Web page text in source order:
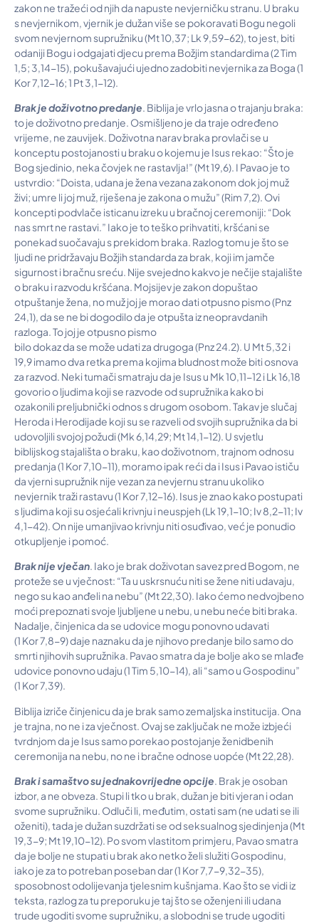
zakon ne tražeći od njih da napuste nevjerničku stranu. U braku
s nevjernikom, vjernik je dužan više se pokoravati Bogu negoli
svom nevjernom supružniku (Mt 10,37; Lk 9,59-62), to jest, biti
odaniji Bogu i odgajati djecu prema Božjim standardima (2 Tim
1,5; 3,14-15), pokušavajući ujedno zadobiti nevjernika za Boga (1
Kor 7,12-16; 1 Pt 3,1-12).
Brak je doživotno predanje. Biblija je vrlo jasna o trajanju braka:
to je doživotno predanje. Osmišljeno je da traje određeno
vrijeme, ne zauvijek. Doživotna narav braka provlači se u
konceptu postojanosti u braku o kojemu je Isus rekao: “Što je
Bog sjedinio, neka čovjek ne rastavlja!” (Mt 19,6). I Pavao je to
ustvrdio: “Doista, udana je žena vezana zakonom dok joj muž
živi; umre li joj muž, riješena je zakona o mužu” (Rim 7,2). Ovi
koncepti podvlače isticanu izreku u bračnoj ceremoniji: “Dok
nas smrt ne rastavi.” Iako je to teško prihvatiti, kršćani se
ponekad suočavaju s prekidom braka. Razlog tomu je što se
ljudi ne pridržavaju Božjih standarda za brak, koji im jamče
sigurnost i bračnu sreću. Nije svejedno kakvo je nečije stajalište
o braku i razvodu kršćana. Mojsijev je zakon dopuštao
otpuštanje žena, no muž joj je morao dati otpusno pismo (Pnz
24,1), da se ne bi dogodilo da je otpušta iz neopravdanih
razloga. To joj je otpusno pismo
bilo dokaz da se može udati za drugoga (Pnz 24.2). U Mt 5,32 i
19,9 imamo dva retka prema kojima bludnost može biti osnova
za razvod. Neki tumači smatraju da je Isus u Mk 10,11-12 i Lk 16,18
govorio o ljudima koji se razvode od supružnika kako bi
ozakonili preljubnički odnos s drugom osobom. Takav je slučaj
Heroda i Herodijade koji su se razveli od svojih supružnika da bi
udovoljili svojoj požudi (Mk 6,14,29; Mt 14,1-12). U svjetlu
biblijskog stajališta o braku, kao doživotnom, trajnom odnosu
predanja (1 Kor 7,10-11), moramo ipak reći da i Isus i Pavao ističu
da vjerni supružnik nije vezan za nevjernu stranu ukoliko
nevjernik traži rastavu (1 Kor 7,12-16). Isus je znao kako postupati
s ljudima koji su osjećali krivnju i neuspjeh (Lk 19,1-10; Iv 8,2-11; Iv
4,1-42). On nije umanjivao krivnju niti osuđivao, već je ponudio
otkupljenje i pomoć.
Brak nije vječan. Iako je brak doživotan savez pred Bogom, ne
proteže se u vječnost: “Ta u uskrsnuću niti se žene niti udavaju,
nego su kao anđeli na nebu” (Mt 22,30). Iako ćemo nedvojbeno
moći prepoznati svoje ljubljene u nebu, u nebu neće biti braka.
Nadalje, činjenica da se udovice mogu ponovno udavati
(1 Kor 7,8-9) daje naznaku da je njihovo predanje bilo samo do
smrti njihovih supružnika. Pavao smatra da je bolje ako se mlađe
udovice ponovno udaju (1 Tim 5,10-14), ali “samo u Gospodinu”
(1 Kor 7,39).
Biblija izriče činjenicu da je brak samo zemaljska institucija. Ona
je trajna, no ne i za vječnost. Ovaj se zaključak ne može izbjeći
tvrdnjom da je Isus samo porekao postojanje ženidbenih
ceremonija na nebu, no ne i bračne odnose uopće (Mt 22,28).
Brak i samaštvo su jednakovrijedne opcije. Brak je osoban
izbor, a ne obveza. Stupi li tko u brak, dužan je biti vjeran i odan
svome supružniku. Odluči li, međutim, ostati sam (ne udati se ili
oženiti), tada je dužan suzdržati se od seksualnog sjedinjenja (Mt
19,3-9; Mt 19,10-12). Po svom vlastitom primjeru, Pavao smatra
da je bolje ne stupati u brak ako netko želi služiti Gospodinu,
iako je za to potreban poseban dar (1 Kor 7,7-9,32-35),
sposobnost odolijevanja tjelesnim kušnjama. Kao što se vidi iz
teksta, razlog za tu preporuku je taj što se oženjeni ili udana
trude ugoditi svome supružniku, a slobodni se trude ugoditi